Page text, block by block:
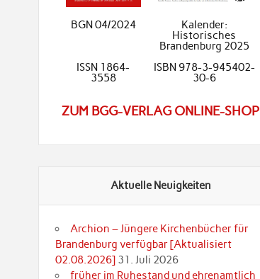
BGN 04/2024
Kalender:
Historisches
Brandenburg 2025
ISSN 1864-
3558
ISBN 978-3-945402-
30-6
ZUM BGG-VERLAG ONLINE-SHOP
Aktuelle Neuigkeiten
Archion – Jüngere Kirchenbücher für
Brandenburg verfügbar [Aktualisiert
02.08.2026] 31. Juli 2026
früher im Ruhestand und ehrenamtlich